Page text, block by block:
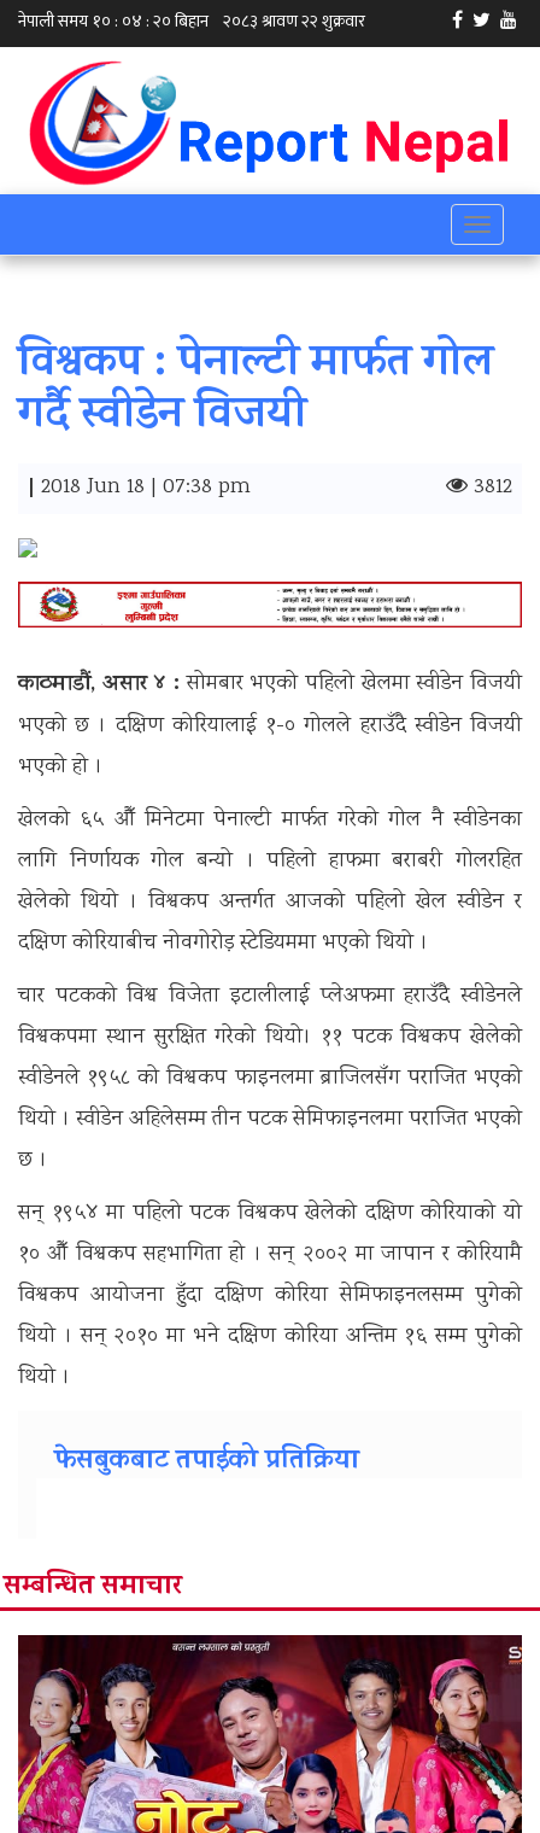
Toggle
विश्वकप : पेनाल्टी मार्फत गाेल
गर्दै स्वीडेन विजयी
| 2018 Jun 18 | 07:38 pm 3812
काठमाडौं, असार ४ : सोमबार भएकाे पहिलाे खेलमा स्वीडेन विजयी
भएको छ । दक्षिण कोरियालाई १-० गोलले हराउँदै स्वीडेन विजयी
भएको हो ।
खेलको ६५ औँ मिनेटमा पेनाल्टी मार्फत गरेको गोल नै स्वीडेनका
लागि निर्णायक गोल बन्यो । पहिलो हाफमा बराबरी गोलरहित
खेलेको थियो । विश्वकप अन्तर्गत आजको पहिलो खेल स्वीडेन र
दक्षिण कोरियाबीच नोवगोरोड़ स्टेडियममा भएको थियो ।
चार पटकको विश्व विजेता इटालीलाई प्लेअफमा हराउँदै स्वीडेनले
विश्वकपमा स्थान सुरक्षित गरेको थियो। ११ पटक विश्वकप खेलेको
स्वीडेनले १९५८ को विश्वकप फाइनलमा ब्राजिलसँग पराजित भएको
थियो । स्वीडेन अहिलेसम्म तीन पटक सेमिफाइनलमा पराजित भएको
छ ।
सन् १९५४ मा पहिलो पटक विश्वकप खेलेको दक्षिण कोरियाको यो
१० औँ विश्वकप सहभागिता हो । सन् २००२ मा जापान र कोरियामै
विश्वकप आयोजना हुँदा दक्षिण कोरिया सेमिफाइनलसम्म पुगेको
थियो । सन् २०१० मा भने दक्षिण कोरिया अन्तिम १६ सम्म पुगेको
थियो ।
फेसबुकबाट तपाईको प्रतिक्रिया
सम्बन्धित समाचार